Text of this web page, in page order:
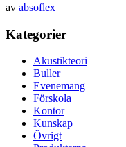
av absoflex
Kategorier
Akustikteori
Buller
Evenemang
Förskola
Kontor
Kunskap
Övrigt